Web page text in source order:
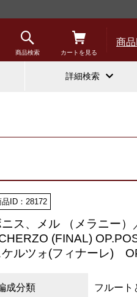
商
商品検索 カートを見る
詳細検索
品ID：28172
ニス、メル （メラニー
(FINAL)
ケルツォ(フィナーレ)
成分類 フルート